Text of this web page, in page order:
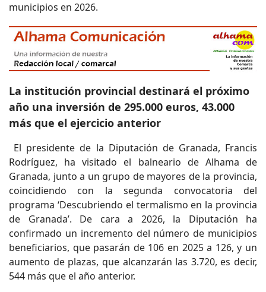
municipios en 2026.
La institución provincial destinará el próximo
año una inversión de 295.000 euros, 43.000
más que el ejercicio anterior
El presidente de la Diputación de Granada, Francis
Rodríguez, ha visitado el balneario de Alhama de
Granada, junto a un grupo de mayores de la provincia,
coincidiendo con la segunda convocatoria del
programa ‘Descubriendo el termalismo en la provincia
de Granada’. De cara a 2026, la Diputación ha
confirmado un incremento del número de municipios
beneficiarios, que pasarán de 106 en 2025 a 126, y un
aumento de plazas, que alcanzarán las 3.720, es decir,
544 más que el año anterior.